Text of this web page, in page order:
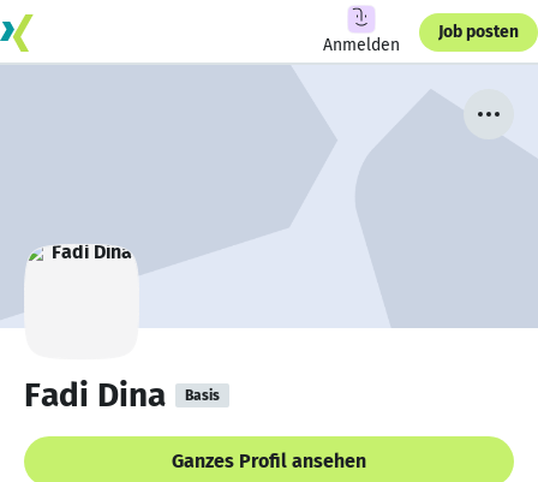
Anmelden
Job posten
Fadi Dina Basis
Ganzes Profil ansehen